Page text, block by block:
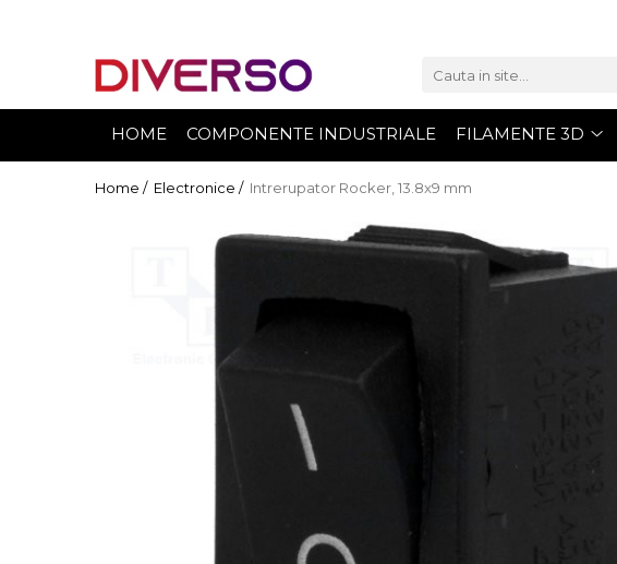
FILAMENTE 3D
HOME COMPONENTE INDUSTRIALE FILAMENTE 3D
Home / Electronice / Intrerupator Rocker, 13.8x9 mm